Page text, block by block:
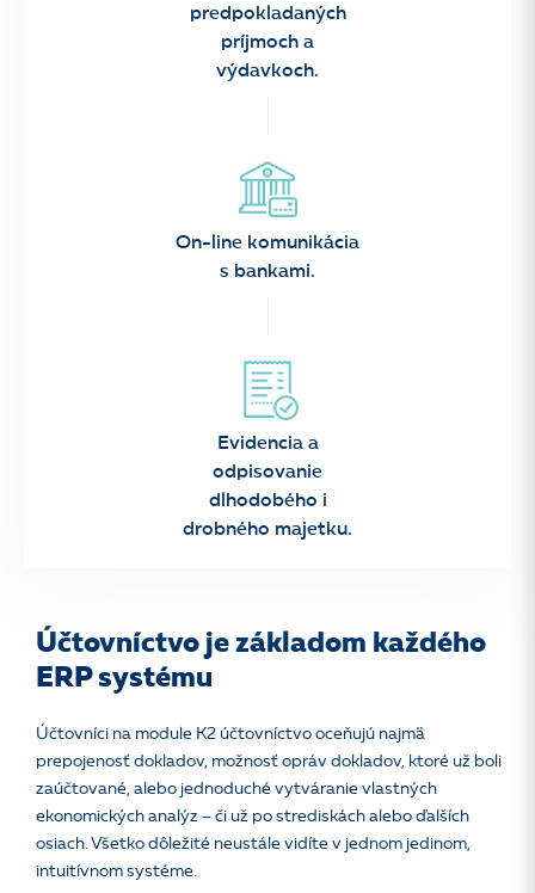
predpokladaných
príjmoch a
výdavkoch.
On-line komunikácia
s bankami.
Evidencia a
odpisovanie
dlhodobého i
drobného majetku.
Účtovníctvo je základom každého
ERP systému
Účtovníci na module K2 účtovníctvo oceňujú najmä
prepojenosť dokladov, možnosť opráv dokladov, ktoré už boli
zaúčtované, alebo jednoduché vytváranie vlastných
ekonomických analýz – či už po strediskách alebo ďalších
osiach. Všetko dôležité neustále vidíte v jednom jedinom,
intuitívnom systéme.